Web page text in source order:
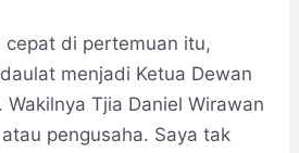
cepat di pertemuan itu,
menjadi Ketua Dewan
Wakilnya Tjia Daniel Wirawan
pengusaha. Saya tak